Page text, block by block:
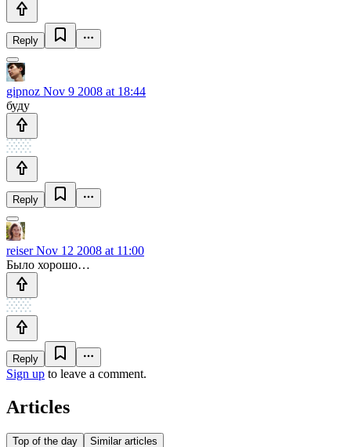
Reply
gipnoz Nov 9 2008 at 18:44
буду
Reply
reiserNov 12 2008 at 11:00
Было хорошо…
Reply
Sign up to leave a comment.
Articles
Top of the day Similar articles